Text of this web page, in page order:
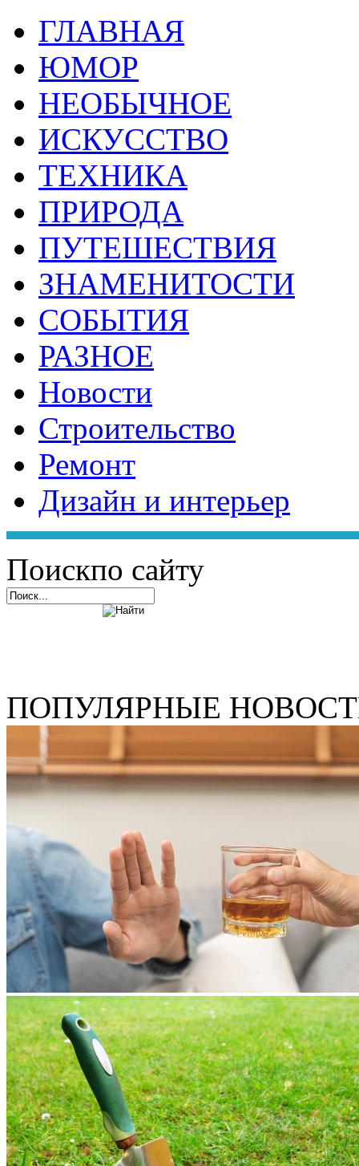
ГЛАВНАЯ
ЮМОР
НЕОБЫЧНОЕ
ИСКУССТВО
ТЕХНИКА
ПРИРОДА
ПУТЕШЕСТВИЯ
ЗНАМЕНИТОСТИ
СОБЫТИЯ
РАЗНОЕ
Новости
Строительство
Ремонт
Дизайн и интерьер
Поискпо сайту
ПОПУЛЯРНЫЕ